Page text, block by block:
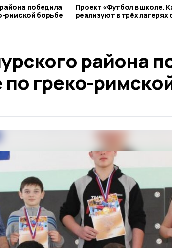
победила
римской борьбе
Проект «Футбол в школе.
реализуют в трёх лагерях
Тамбовской области
района
по греко-